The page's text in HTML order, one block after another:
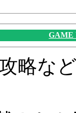
GAME
略な